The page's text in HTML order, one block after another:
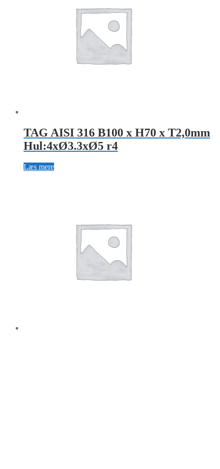
TAG AISI 316 B100 x H70 x T2,0mm
Hul:4xØ3.3xØ5 r4
Læs mere